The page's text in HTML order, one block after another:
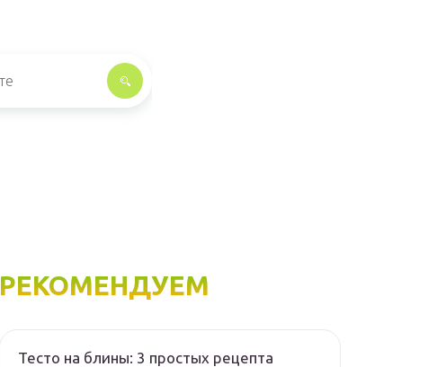
РЕКОМЕНДУЕМ
Тесто на блины: 3 простых рецепта